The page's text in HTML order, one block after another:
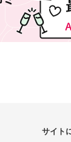
サイト